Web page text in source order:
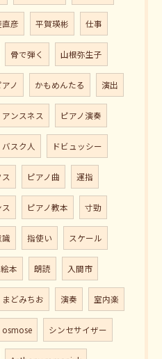
直彦 平賀瑛彬 仕事
骨で弾く 山根弥生子
ノ かもめんたる 演出
アンスネス ピアノ演奏
バスク人 ドビュッシー
ピアノ曲 運指
ピアノ教本 寸勁
識 指使い スケール
絵本 朗読 入間市
まどみちお 演奏 室内楽
osmose シンセサイザー